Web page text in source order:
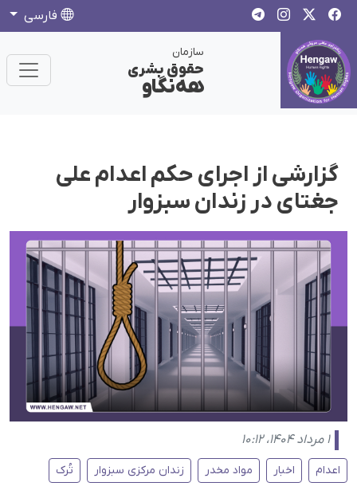
فارسی
سازمان
حقوق بشری
هەنگاو
گزارشی از اجرای حکم اعدام علی
جغتای در زندان سبزوار
۱ مرداد ۱۴۰۴، ۱۰:۱۲
اعدام اخبار مواد مخدر زندان مرکزی سبزوار تُرک